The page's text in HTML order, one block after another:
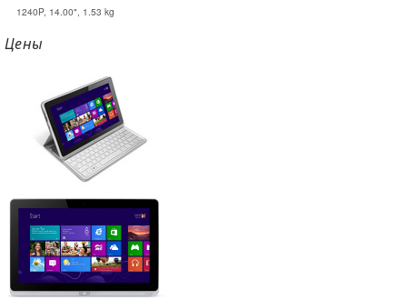
1240P, 14.00", 1.53 kg
Цены